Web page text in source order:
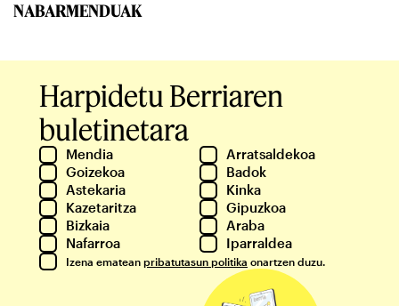
NABARMENDUAK
Harpidetu Berriaren
buletinetara
Mendia
Arratsaldekoa
Goizekoa
Badok
Astekaria
Kinka
Kazetaritza
Gipuzkoa
Bizkaia
Araba
Nafarroa
Iparraldea
Izena ematean pribatutasun politika onartzen duzu.